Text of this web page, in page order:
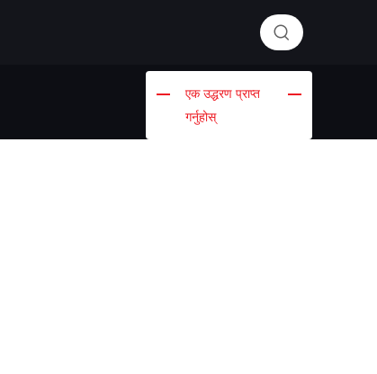
एक उद्धरण प्राप्त
गर्नुहोस्